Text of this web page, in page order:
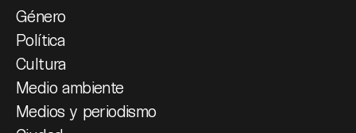
Género
Política
Cultura
Medio ambiente
Medios y periodismo